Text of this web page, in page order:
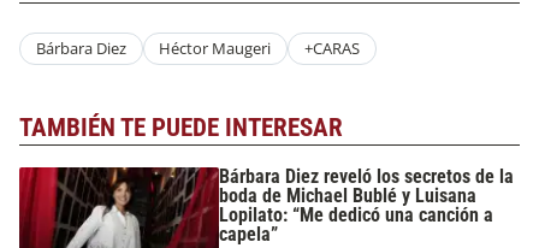
Bárbara Diez Héctor Maugeri +CARAS
TAMBIÉN TE PUEDE INTERESAR
Bárbara Diez reveló los secretos de la
boda de Michael Bublé y Luisana
Lopilato: “Me dedicó una canción a
capela”